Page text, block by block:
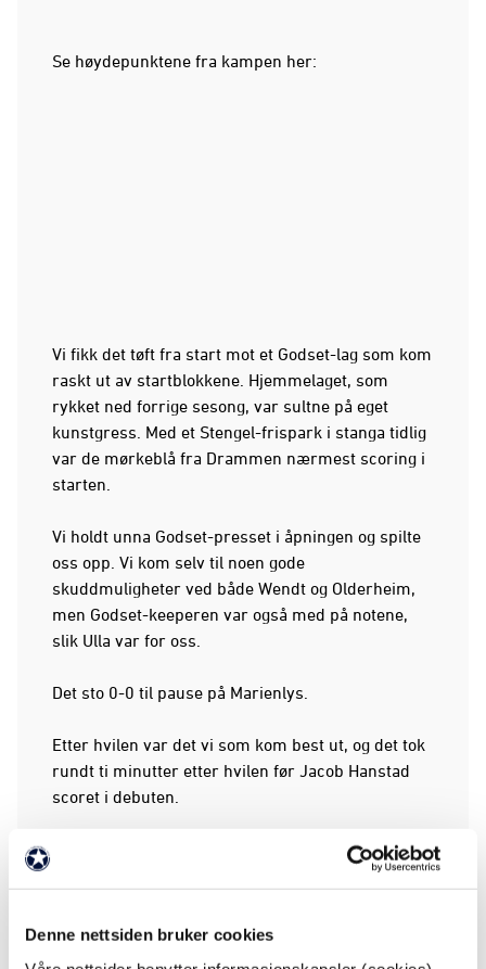
Denne nettsiden bruker cookies
Se høydepunktene fra kampen her:
Vi fikk det tøft fra start mot et Godset-lag som kom
raskt ut av startblokkene. Hjemmelaget, som
rykket ned forrige sesong, var sultne på eget
kunstgress. Med et Stengel-frispark i stanga tidlig
var de mørkeblå fra Drammen nærmest scoring i
starten.
Vi holdt unna Godset-presset i åpningen og spilte
oss opp. Vi kom selv til noen gode
skuddmuligheter ved både Wendt og Olderheim,
men Godset-keeperen var også med på notene,
slik Ulla var for oss.
Det sto 0-0 til pause på Marienlys.
Etter hvilen var det vi som kom best ut, og det tok
rundt ti minutter etter hvilen før Jacob Hanstad
scoret i debuten.
Kantspilleren fikk ballen bak i feltet, dro seg forbi
Vi hadde også en kjempemulighet da vi kom alene